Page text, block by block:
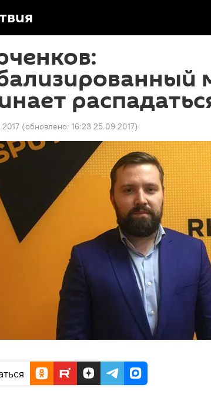
(обновлено: 16:23 25.09.2017)